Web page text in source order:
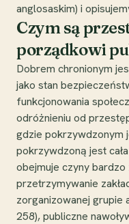
anglosaskim) i
Czym są
porządkowi
Dobrem chronionym
jako stan
funkcjonowania
odróżnieniu od
gdzie pokrzywdzonym
pokrzywdzoną jest
obejmuje czyny
przetrzymywanie
zorganizowanej grupie
258), publiczne